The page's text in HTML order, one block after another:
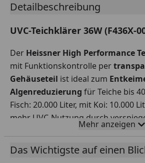
Detailbeschreibung
UVC-Teichklärer 36W (F436X-
Der Heissner High Performance
mit Funktionskontrolle per
Gehäuseteil ist ideal zum
Algenreduzierung für Teiche bis
Fisch: 20.000 Liter, mit Koi: 10.000
mehr UVC-Nutzung durch
dadurch sparsamer im Verbrauch
Ergebnis. Rotierende
AusrichtungperMagnetisierung,
Mehr anzeigen
Das Wichtigste auf einen